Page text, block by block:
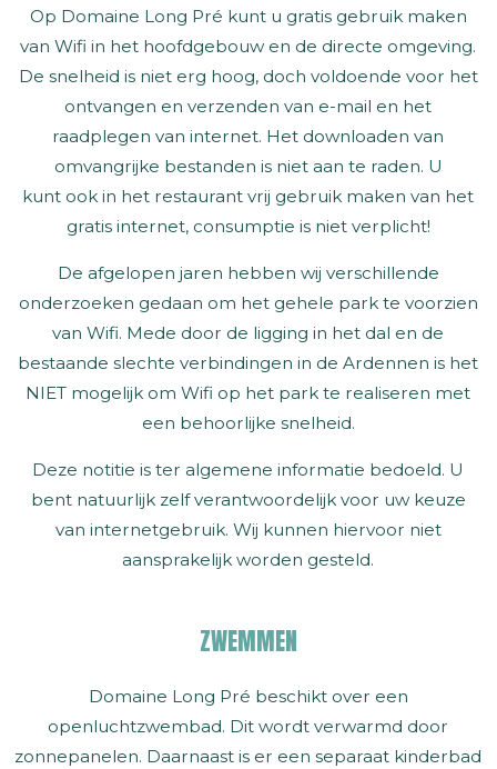
Op Domaine Long Pré kunt u gratis gebruik maken
van Wifi in het hoofdgebouw en de directe omgeving.
De snelheid is niet erg hoog, doch voldoende voor het
ontvangen en verzenden van e-mail en het
raadplegen van internet. Het downloaden van
omvangrijke bestanden is niet aan te raden. U
kunt ook in het restaurant vrij gebruik maken van het
gratis internet, consumptie is niet verplicht!
De afgelopen jaren hebben wij verschillende
onderzoeken gedaan om het gehele park te voorzien
van Wifi. Mede door de ligging in het dal en de
bestaande slechte verbindingen in de Ardennen is het
NIET mogelijk om Wifi op het park te realiseren met
een behoorlijke snelheid.
Deze notitie is ter algemene informatie bedoeld. U
bent natuurlijk zelf verantwoordelijk voor uw keuze
van internetgebruik. Wij kunnen hiervoor niet
aansprakelijk worden gesteld.
ZWEMMEN
Domaine Long Pré beschikt over een
openluchtzwembad. Dit wordt verwarmd door
zonnepanelen. Daarnaast is er een separaat kinderbad